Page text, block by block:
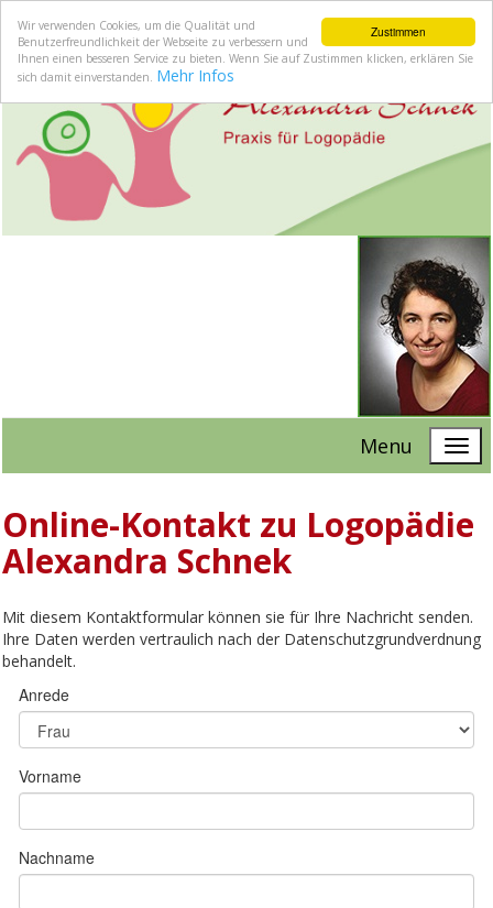
Zustimmen
Wir verwenden Cookies, um die Qualität und
Benutzerfreundlichkeit der Webseite zu verbessern und
Ihnen einen besseren Service zu bieten. Wenn Sie auf Zustimmen klicken, erklären Sie
sich damit einverstanden. Mehr Infos
Menu
Online-Kontakt zu Logopädie
Alexandra Schnek
Mit diesem Kontaktformular können sie für Ihre Nachricht senden.
Ihre Daten werden vertraulich nach der Datenschutzgrundverdnung
behandelt.